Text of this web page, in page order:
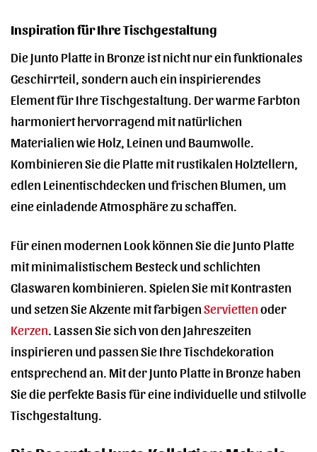
Inspiration für Ihre Tischgestaltung
Die Junto Platte in Bronze ist nicht nur ein funktionales
Geschirrteil, sondern auch ein inspirierendes
Element für Ihre Tischgestaltung. Der warme Farbton
harmoniert hervorragend mit natürlichen
Materialien wie Holz, Leinen und Baumwolle.
Kombinieren Sie die Platte mit rustikalen Holztellern,
edlen Leinentischdecken und frischen Blumen, um
eine einladende Atmosphäre zu schaffen.
Für einen modernen Look können Sie die Junto Platte
mit minimalistischem Besteck und schlichten
Glaswaren kombinieren. Spielen Sie mit Kontrasten
und setzen Sie Akzente mit farbigenServiettenoder
Kerzen . Lassen Sie sich von den Jahreszeiten
inspirieren und passen Sie Ihre Tischdekoration
entsprechend an. Mit der Junto Platte in Bronze haben
Sie die perfekte Basis für eine individuelle und stilvolle
Tischgestaltung.